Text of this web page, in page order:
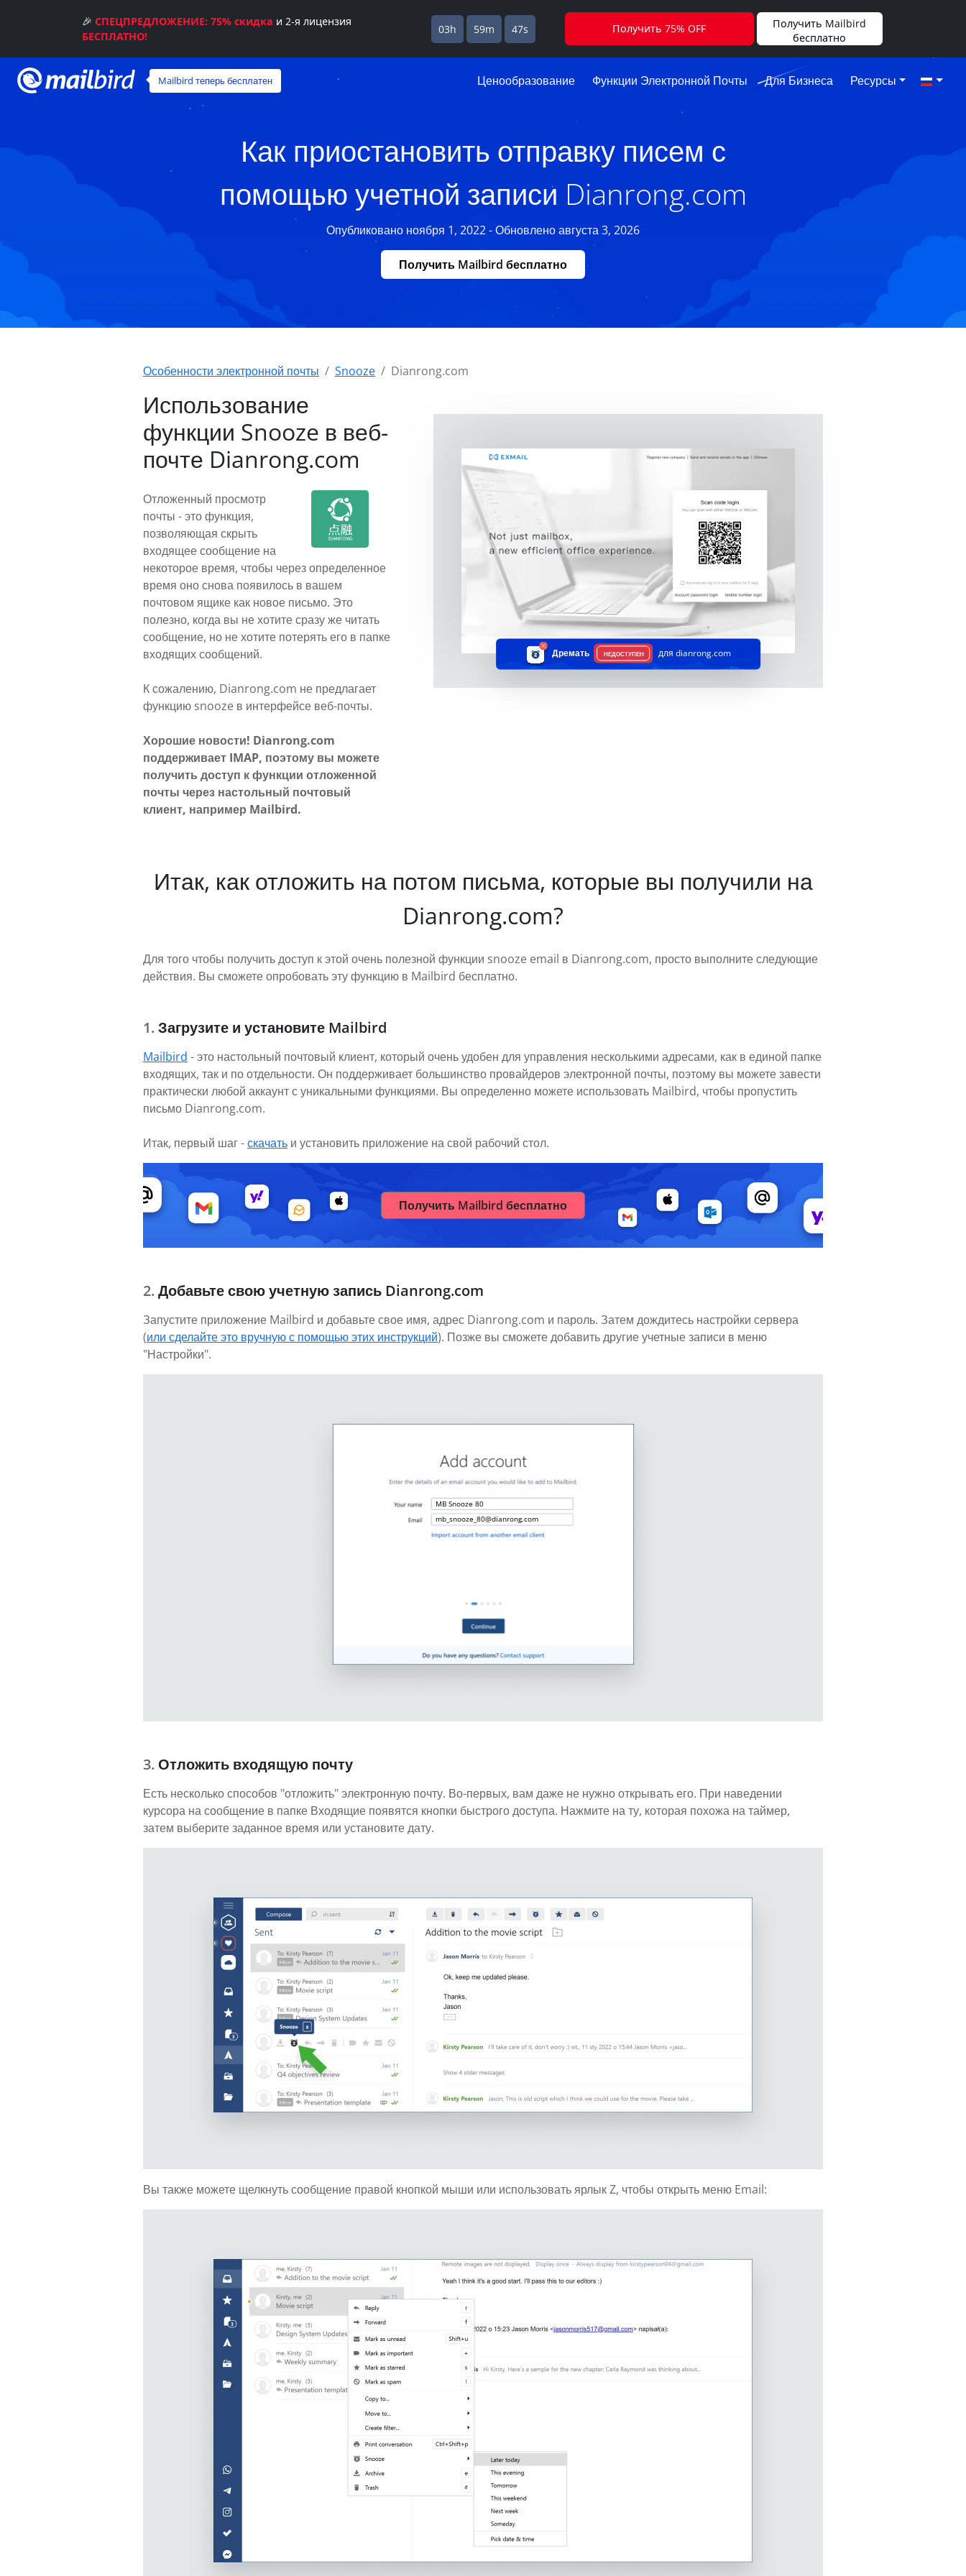
Mailbird теперь бесплатен Ценообразование Функции Электронной Почты Для Бизнеса Ресурсы
Как приостановить отправку писем с
помощью учетной записи Dianrong.com
Опубликовано ноября 1, 2022 - Обновлено августа 3, 2026
Получить Mailbird бесплатно
Особенности электронной почты Snooze Dianrong.com
Использование
функции Snooze в веб-
почте Dianrong.com
Отложенный просмотр
почты - это функция,
позволяющая скрыть
входящее сообщение на
некоторое время, чтобы через определенное
время оно снова появилось в вашем
почтовом ящике как новое письмо. Это
полезно, когда вы не хотите сразу же читать
сообщение, но не хотите потерять его в папке
входящих сообщений.
К сожалению, Dianrong.com не предлагает
функцию snooze в интерфейсе веб-почты.
Хорошие новости! Dianrong.com
поддерживает IMAP, поэтому вы можете
получить доступ к функции отложенной
почты через настольный почтовый
клиент, например Mailbird.
Дремать НЕДОСТУПЕН для dianrong.com
Итак, как отложить на потом письма, которые вы получили на
Dianrong.com?
Для того чтобы получить доступ к этой очень полезной функции snooze email в Dianrong.com, просто выполните следующие
действия. Вы сможете опробовать эту функцию в Mailbird бесплатно.
Загрузите и установите Mailbird
Mailbird - это настольный почтовый клиент, который очень удобен для управления несколькими адресами, как в единой папке
входящих, так и по отдельности. Он поддерживает большинство провайдеров электронной почты, поэтому вы можете завести
практически любой аккаунт с уникальными функциями. Вы определенно можете использовать Mailbird, чтобы пропустить
письмо Dianrong.com.
Итак, первый шаг -скачать и установить приложение на свой рабочий стол.
Получить Mailbird бесплатно
Добавьте свою учетную запись Dianrong.com
Запустите приложение Mailbird и добавьте свое имя, адрес Dianrong.com и пароль. Затем дождитесь настройки сервера
(или сделайте это вручную с помощью этих инструкций). Позже вы сможете добавить другие учетные записи в меню
"Настройки".
MB Snooze 80
mb_snooze_80@dianrong.com
Отложить входящую почту
Есть несколько способов "отложить" электронную почту. Во-первых, вам даже не нужно открывать его. При наведении
курсора на сообщение в папке Входящие появятся кнопки быстрого доступа. Нажмите на ту, которая похожа на таймер,
затем выберите заданное время или установите дату.
Вы также можете щелкнуть сообщение правой кнопкой мыши или использовать ярлык Z, чтобы открыть меню Email:
🎉 СПЕЦПРЕДЛОЖЕНИЕ: 75% скидка и 2-я лицензия
БЕСПЛАТНО!
03h 59m 46s Получить 75% OFF
Получить Mailbird
бесплатно